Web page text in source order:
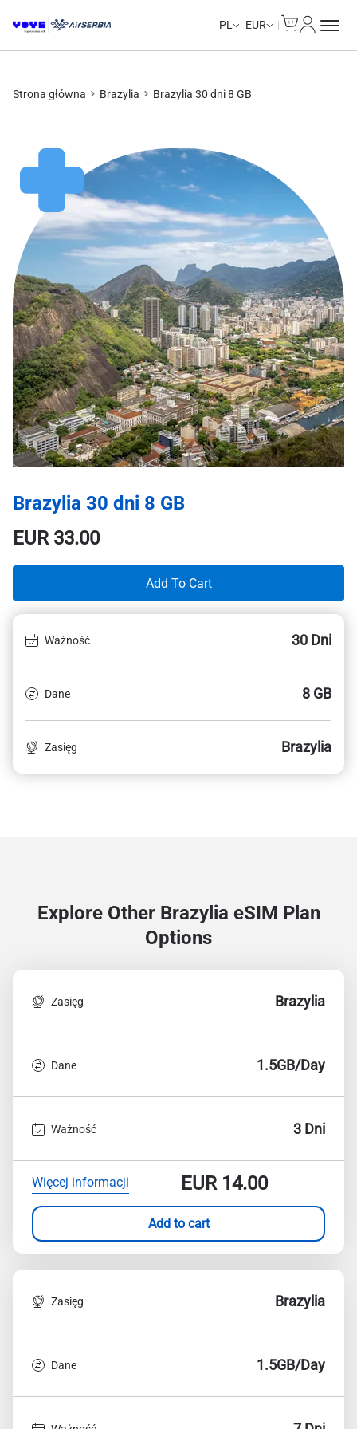
PL EUR
Strona główna Brazylia Brazylia 30 dni 8 GB
Brazylia 30 dni 8 GB
EUR33.00
Add To Cart
Ważność 30 Dni
Dane 8 GB
Zasięg Brazylia
Explore Other Brazylia eSIM Plan
Options
Zasięg Brazylia
Dane 1.5GB/Day
Ważność 3 Dni
Więcej informacji EUR14.00
Add to cart
Zasięg Brazylia
Dane 1.5GB/Day